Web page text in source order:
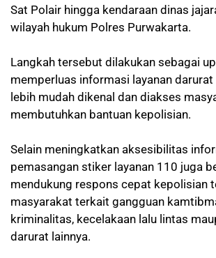
Sat Polair hingga kendaraan dinas
wilayah hukum Polres Purwakarta.
Langkah tersebut dilakukan sebagai
memperluas informasi layanan
lebih mudah dikenal dan diakses
membutuhkan bantuan kepolisian.
Selain meningkatkan aksesibilitas
pemasangan stiker layanan 110 juga
mendukung respons cepat kepolisian
masyarakat terkait gangguan
kriminalitas, kecelakaan lalu lintas
darurat lainnya.